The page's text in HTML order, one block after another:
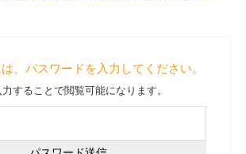
、パスワードを入力してください。
することで閲覧可能になります。